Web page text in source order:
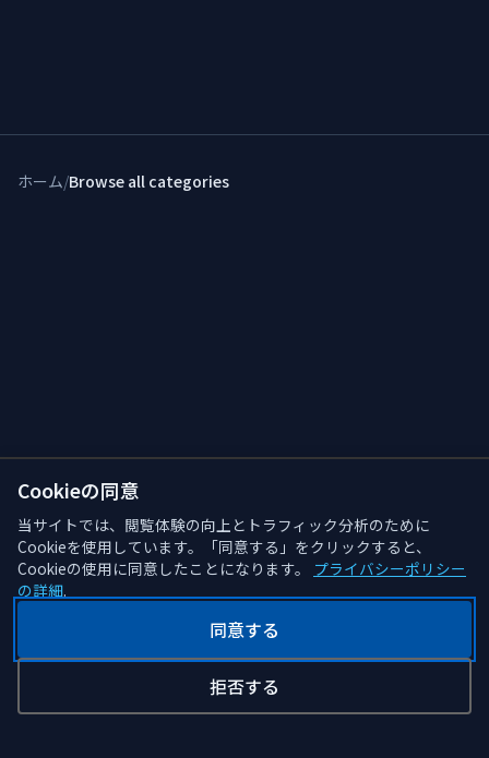
ホーム/Browse all categories
Cookieの同意
当サイトでは、閲覧体験の向上とトラフィック分析のために
Cookieを使用しています。「同意する」をクリックすると、
Cookieの使用に同意したことになります。 プライバシーポリシー
の詳細.
同意する
拒否する